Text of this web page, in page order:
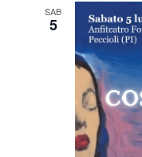
SAB
5